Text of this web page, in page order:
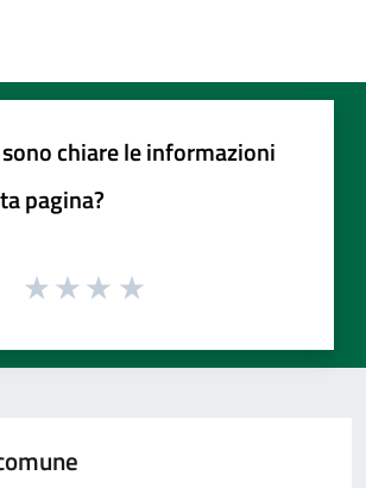
chiare le informazioni
pagina?